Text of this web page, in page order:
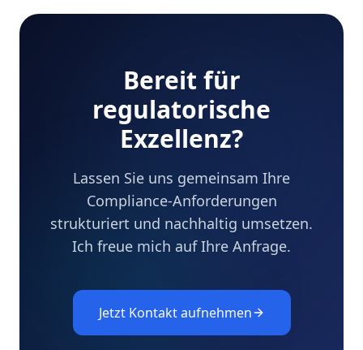
Bereit für
regulatorische
Exzellenz?
Lassen Sie uns gemeinsam Ihre
Compliance-Anforderungen
strukturiert und nachhaltig umsetzen.
Ich freue mich auf Ihre Anfrage.
Jetzt Kontakt aufnehmen